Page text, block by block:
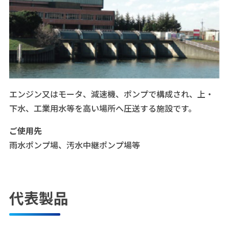
エンジン又はモータ、減速機、ポンプで構成され、上・
下水、工業用水等を高い場所へ圧送する施設です。
ご使用先
雨水ポンプ場、汚水中継ポンプ場等
代表製品